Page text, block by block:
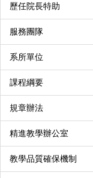
歷任院長特助
服務團隊
系所單位
課程綱要
規章辦法
精進教學辦公室
教學品質確保機制